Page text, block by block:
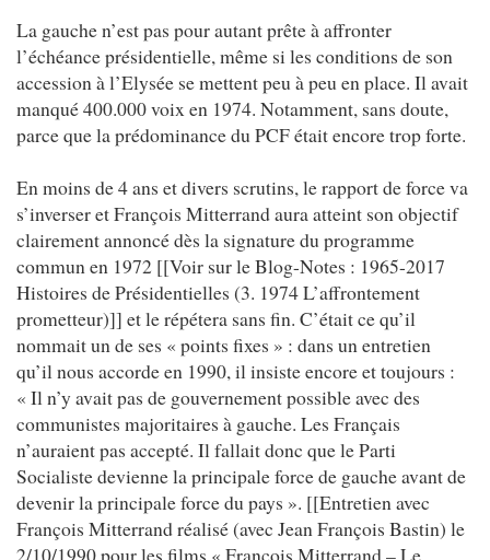
La gauche n’est pas pour autant prête à affronter
l’échéance présidentielle, même si les conditions de son
accession à l’Elysée se mettent peu à peu en place. Il avait
manqué 400.000 voix en 1974. Notamment, sans doute,
parce que la prédominance du PCF était encore trop forte.
En moins de 4 ans et divers scrutins, le rapport de force va
s’inverser et François Mitterrand aura atteint son objectif
clairement annoncé dès la signature du programme
commun en 1972 [[Voir sur le Blog-Notes : 1965-2017
Histoires de Présidentielles (3. 1974 L’affrontement
prometteur)]] et le répétera sans fin. C’était ce qu’il
nommait un de ses « points fixes » : dans un entretien
qu’il nous accorde en 1990, il insiste encore et toujours :
« Il n’y avait pas de gouvernement possible avec des
communistes majoritaires à gauche. Les Français
n’auraient pas accepté. Il fallait donc que le Parti
Socialiste devienne la principale force de gauche avant de
devenir la principale force du pays ». [[Entretien avec
François Mitterrand réalisé (avec Jean François Bastin) le
2/10/1990 pour les films « François Mitterrand – Le